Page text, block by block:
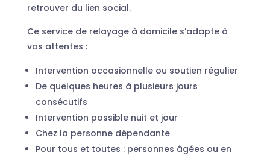
retrouver du lien social.
Ce service de relayage à domicile s’adapte à
vos attentes :
Intervention occasionnelle ou soutien régulier
De quelques heures à plusieurs jours
consécutifs
Intervention possible nuit et jour
Chez la personne dépendante
Pour tous et toutes : personnes âgées ou en